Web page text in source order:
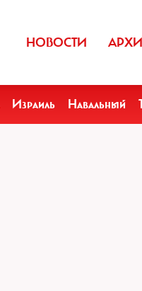
НОВОСТИ
Израиль Навальный